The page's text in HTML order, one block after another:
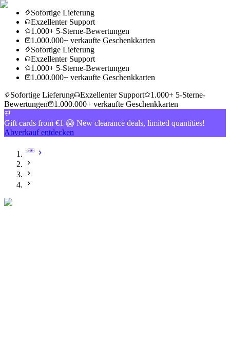
Sofortige Lieferung
Exzellenter Support
1.000+ 5-Sterne-Bewertungen
1.000.000+ verkaufte Geschenkkarten
Sofortige Lieferung
Exzellenter Support
1.000+ 5-Sterne-Bewertungen
1.000.000+ verkaufte Geschenkkarten
Sofortige Lieferung
Exzellenter Support
1.000+ 5-Sterne-
Bewertungen
1.000.000+ verkaufte Geschenkkarten
Gift cards from €1 😱 New clearance deals, limited quantities!
Abverkauf entdecken